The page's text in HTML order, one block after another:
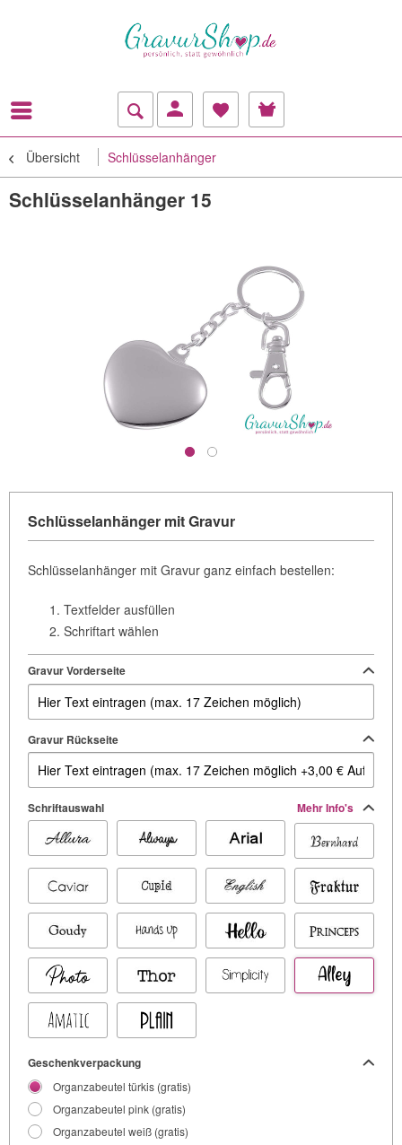
Übersicht Schlüsselanhänger
Schlüsselanhänger 15
Schlüsselanhänger mit Gravur
Schlüsselanhänger mit Gravur ganz einfach bestellen:
Textfelder ausfüllen
Schriftart wählen
Gravur Vorderseite
Gravur Rückseite
Schriftauswahl Mehr Info's
Geschenkverpackung
Organzabeutel türkis (gratis)
Organzabeutel pink (gratis)
Organzabeutel weiß (gratis)